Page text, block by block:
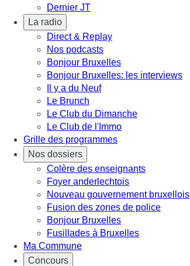
Dernier JT
La radio
Direct & Replay
Nos podcasts
Bonjour Bruxelles
Bonjour Bruxelles: les interviews
Il y a du Neuf
Le Brunch
Le Club du Dimanche
Le Club de l'Immo
Grille des programmes
Nos dossiers
Colère des enseignants
Foyer anderlechtois
Nouveau gouvernement bruxellois
Fusion des zones de police
Bonjour Bruxelles
Fusillades à Bruxelles
Ma Commune
Concours